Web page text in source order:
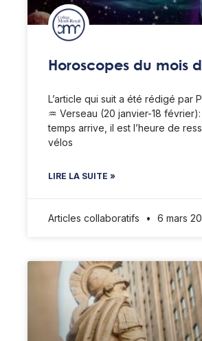
Horoscopes du mois
L’article qui suit a été rédigé par
♒️ Verseau (20 janvier-18
temps arrive, il est l’heure de
vélos
LIRE LA SUITE »
Articles collaboratifs 6 mars